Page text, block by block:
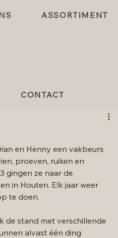
ASSORTIMENT
CONTACT
en Henny een vakbeurs
proeven, ruiken en
gingen ze naar de
in Houten. Elk jaar weer
te doen.
de stand met verschillende
alvast één ding